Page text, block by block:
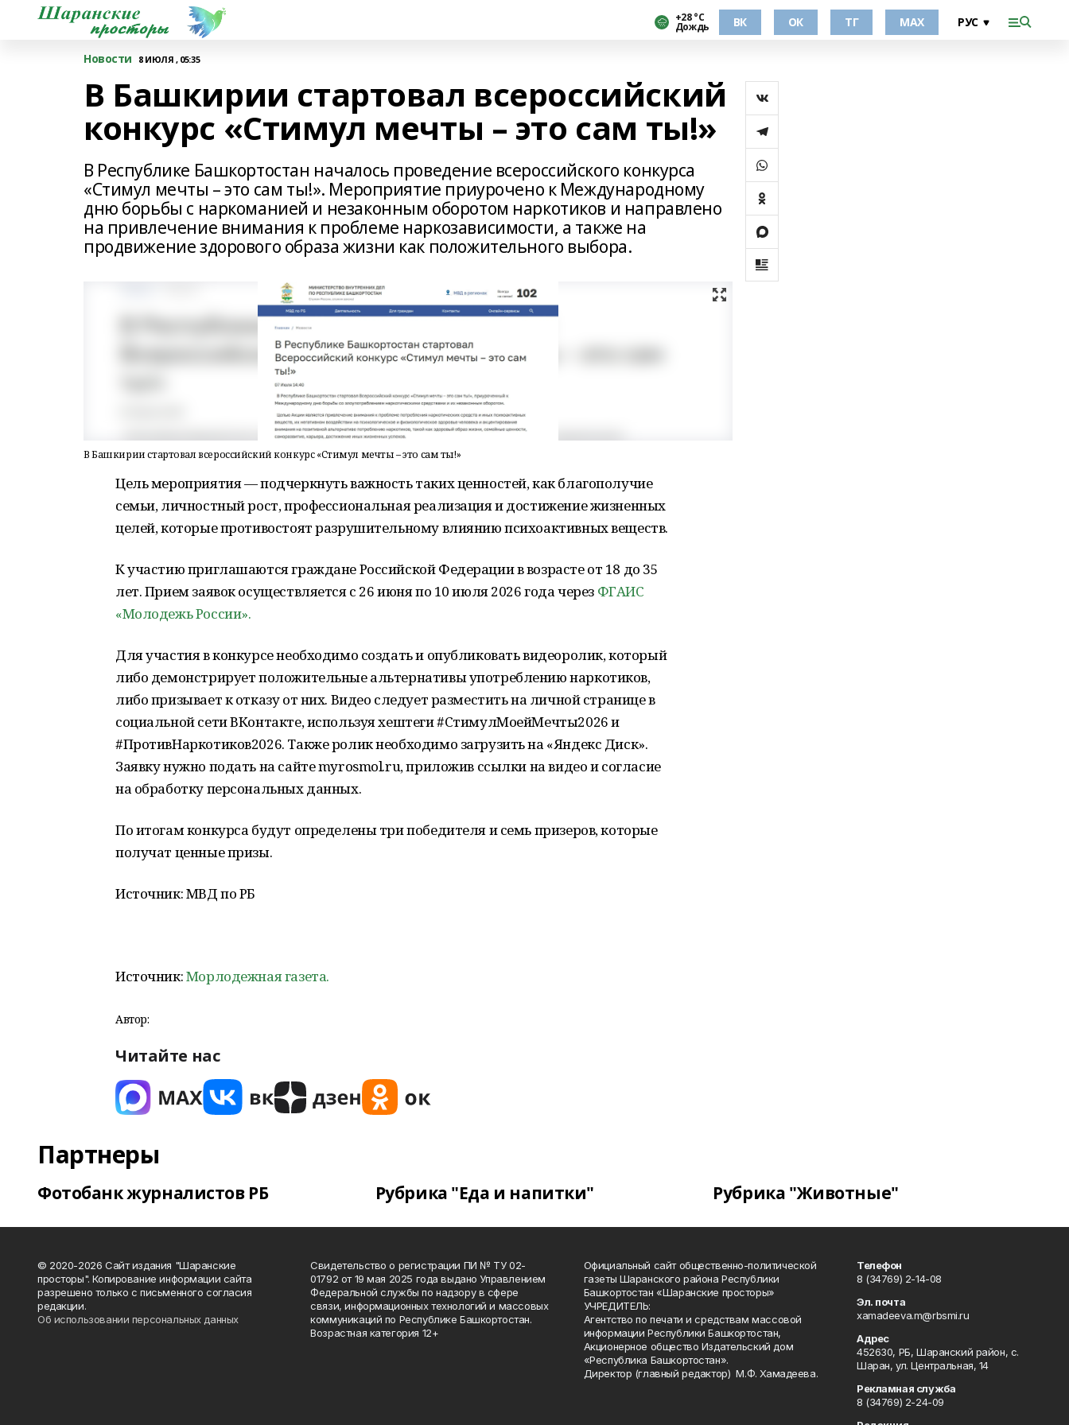
+28 °С
Дождь ВК ОК ТГ МАХ
Новости 8 ИЮЛЯ , 05:35
В Башкирии стартовал всероссийский
конкурс «Стимул мечты – это сам ты!»
В Республике Башкортостан началось проведение всероссийского конкурса
«Стимул мечты – это сам ты!». Мероприятие приурочено к Международному
дню борьбы с наркоманией и незаконным оборотом наркотиков и направлено
на привлечение внимания к проблеме наркозависимости, а также на
продвижение здорового образа жизни как положительного выбора.
В Башкирии стартовал всероссийский конкурс «Стимул мечты – это сам ты!»
Цель мероприятия — подчеркнуть важность таких ценностей, как благополучие
семьи, личностный рост, профессиональная реализация и достижение жизненных
целей, которые противостоят разрушительному влиянию психоактивных веществ.
К участию приглашаются граждане Российской Федерации в возрасте от 18 до 35
лет. Прием заявок осуществляется с 26 июня по 10 июля 2026 года через ФГАИС
«Молодежь России».
Для участия в конкурсе необходимо создать и опубликовать видеоролик, который
либо демонстрирует положительные альтернативы употреблению наркотиков,
либо призывает к отказу от них. Видео следует разместить на личной странице в
социальной сети ВКонтакте, используя хештеги #СтимулМоейМечты2026 и
#ПротивНаркотиков2026. Также ролик необходимо загрузить на «Яндекс Диск».
Заявку нужно подать на сайте myrosmol.ru, приложив ссылки на видео и согласие
на обработку персональных данных.
По итогам конкурса будут определены три победителя и семь призеров, которые
получат ценные призы.
Источник: МВД по РБ
Источник:Морлодежная газета.
Автор:
Читайте нас
Партнеры
Фотобанк журналистов РБ Рубрика "Еда и напитки" Рубрика "Животные"
© 2020-2026 Сайт издания "Шаранские
просторы". Копирование информации сайта
разрешено только с письменного согласия
редакции.
Об использовании персональных данных
Свидетельство о регистрации ПИ № ТУ 02-
01792 от 19 мая 2025 года выдано Управлением
Федеральной службы по надзору в сфере
связи, информационных технологий и массовых
коммуникаций по Республике Башкортостан.
Возрастная категория 12+
Официальный сайт общественно-политической
газеты Шаранского района Республики
Башкортостан «Шаранские просторы»
УЧРЕДИТЕЛЬ:
Агентство по печати и средствам массовой
информации Республики Башкортостан,
Акционерное общество Издательский дом
«Республика Башкортостан».
Директор (главный редактор) М.Ф. Хамадеева.
Телефон
8 (34769) 2-14-08
Эл. почта
xamadeeva.m@rbsmi.ru
Адрес
452630, РБ, Шаранский район, с.
Шаран, ул. Центральная, 14
Рекламная служба
8 (34769) 2-24-09